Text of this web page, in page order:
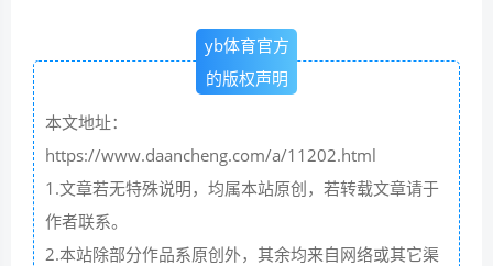
yb体育官方
的版权声明
本文地址：
https://www.daancheng.com/a/11202.html
1.文章若无特殊说明，均属本站原创，若转载文章请于
作者联系。
2.本站除部分作品系原创外，其余均来自网络或其它渠